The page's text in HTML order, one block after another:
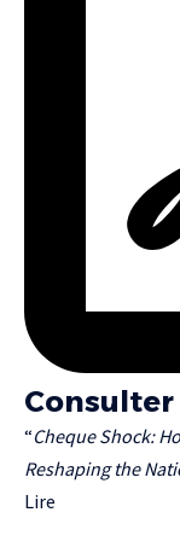
“Cheque Shock:
Reshaping the
Lire